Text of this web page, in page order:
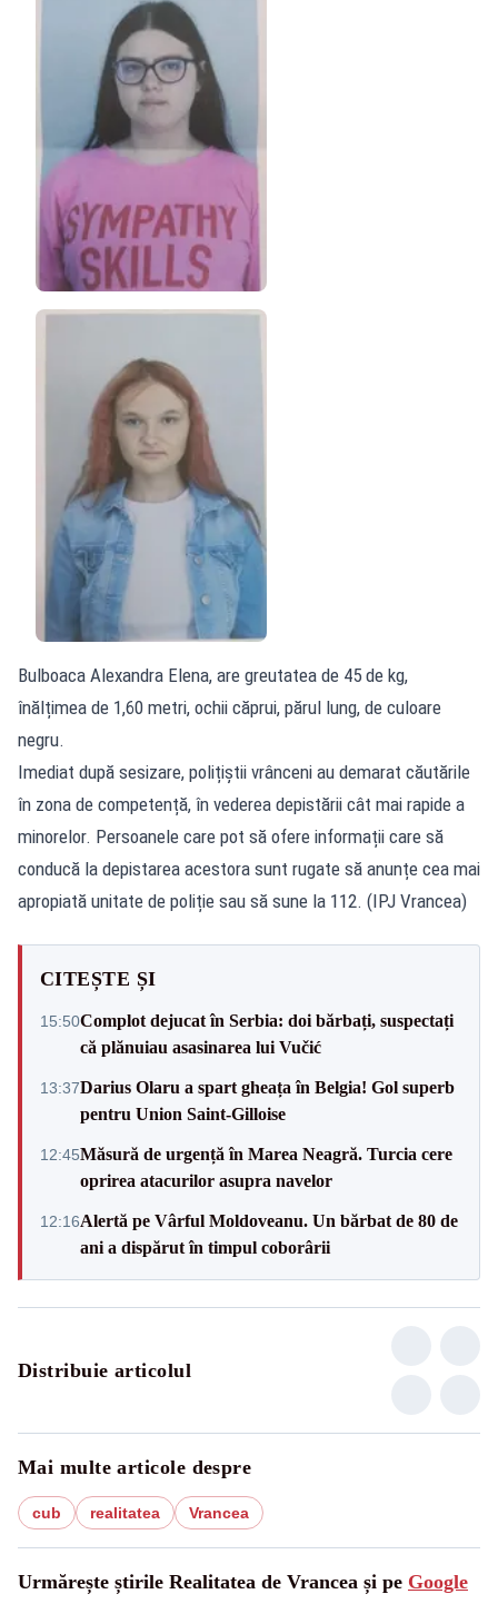
Bulboaca Alexandra Elena, are greutatea de 45 de kg,
înălțimea de 1,60 metri, ochii căprui, părul lung, de culoare
negru.
Imediat după sesizare, polițiștii vrânceni au demarat căutările
în zona de competență, în vederea depistării cât mai rapide a
minorelor. Persoanele care pot să ofere informații care să
conducă la depistarea acestora sunt rugate să anunțe cea mai
apropiată unitate de poliție sau să sune la 112. (IPJ Vrancea)
CITEȘTE ȘI
15:50Complot dejucat în Serbia: doi bărbați, suspectați
că plănuiau asasinarea lui Vučić
13:37Darius Olaru a spart gheața în Belgia! Gol superb
pentru Union Saint-Gilloise
12:45Măsură de urgență în Marea Neagră. Turcia cere
oprirea atacurilor asupra navelor
12:16Alertă pe Vârful Moldoveanu. Un bărbat de 80 de
ani a dispărut în timpul coborârii
Distribuie articolul
Mai multe articole despre
cub realitatea Vrancea
Urmărește știrile Realitatea de Vrancea și pe Google